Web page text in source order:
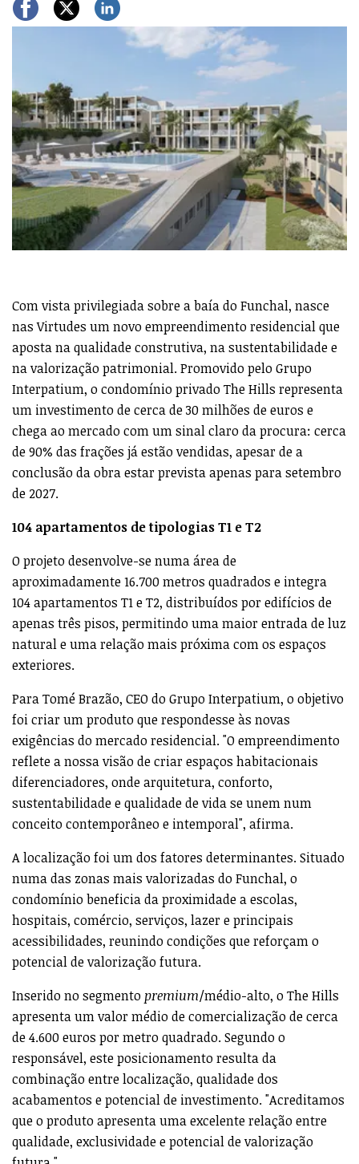
Com vista privilegiada sobre a baía do Funchal, nasce
nas Virtudes um novo empreendimento residencial que
aposta na qualidade construtiva, na sustentabilidade e
na valorização patrimonial. Promovido pelo Grupo
Interpatium, o condomínio privado The Hills representa
um investimento de cerca de 30 milhões de euros e
chega ao mercado com um sinal claro da procura: cerca
de 90% das frações já estão vendidas, apesar de a
conclusão da obra estar prevista apenas para setembro
de 2027.
104 apartamentos de tipologias T1 e T2
O projeto desenvolve-se numa área de
aproximadamente 16.700 metros quadrados e integra
104 apartamentos T1 e T2, distribuídos por edifícios de
apenas três pisos, permitindo uma maior entrada de luz
natural e uma relação mais próxima com os espaços
exteriores.
Para Tomé Brazão, CEO do Grupo Interpatium, o objetivo
foi criar um produto que respondesse às novas
exigências do mercado residencial. "O empreendimento
reflete a nossa visão de criar espaços habitacionais
diferenciadores, onde arquitetura, conforto,
sustentabilidade e qualidade de vida se unem num
conceito contemporâneo e intemporal", afirma.
A localização foi um dos fatores determinantes. Situado
numa das zonas mais valorizadas do Funchal, o
condomínio beneficia da proximidade a escolas,
hospitais, comércio, serviços, lazer e principais
acessibilidades, reunindo condições que reforçam o
potencial de valorização futura.
Inserido no segmento premium/médio-alto, o The Hills
apresenta um valor médio de comercialização de cerca
de 4.600 euros por metro quadrado. Segundo o
responsável, este posicionamento resulta da
combinação entre localização, qualidade dos
acabamentos e potencial de investimento. "Acreditamos
que o produto apresenta uma excelente relação entre
qualidade, exclusividade e potencial de valorização